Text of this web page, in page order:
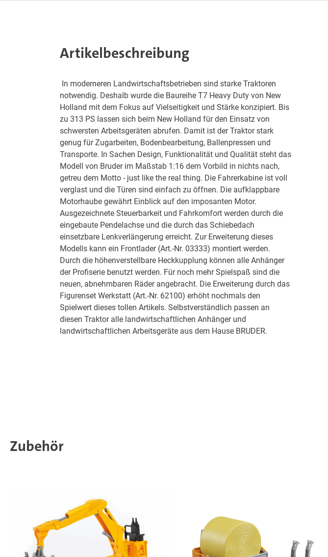
Artikelbeschreibung
In moderneren Landwirtschaftsbetrieben sind starke Traktoren
notwendig. Deshalb wurde die Baureihe T7 Heavy Duty von New
Holland mit dem Fokus auf Vielseitigkeit und Stärke konzipiert. Bis
zu 313 PS lassen sich beim New Holland für den Einsatz von
schwersten Arbeitsgeräten abrufen. Damit ist der Traktor stark
genug für Zugarbeiten, Bodenbearbeitung, Ballenpressen und
Transporte. In Sachen Design, Funktionalität und Qualität steht das
Modell von Bruder im Maßstab 1:16 dem Vorbild in nichts nach,
getreu dem Motto - just like the real thing. Die Fahrerkabine ist voll
verglast und die Türen sind einfach zu öffnen. Die aufklappbare
Motorhaube gewährt Einblick auf den imposanten Motor.
Ausgezeichnete Steuerbarkeit und Fahrkomfort werden durch die
eingebaute Pendelachse und die durch das Schiebedach
einsetzbare Lenkverlängerung erreicht. Zur Erweiterung dieses
Modells kann ein Frontlader (Art.-Nr. 03333) montiert werden.
Durch die höhenverstellbare Heckkupplung können alle Anhänger
der Profiserie benutzt werden. Für noch mehr Spielspaß sind die
neuen, abnehmbaren Räder angebracht. Die Erweiterung durch das
Figurenset Werkstatt (Art.-Nr. 62100) erhöht nochmals den
Spielwert dieses tollen Artikels. Selbstverständlich passen an
diesen Traktor alle landwirtschaftlichen Anhänger und
landwirtschaftlichen Arbeitsgeräte aus dem Hause BRUDER.
Zubehör